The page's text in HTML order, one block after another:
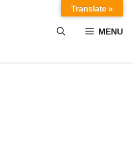
MENU
Translate »